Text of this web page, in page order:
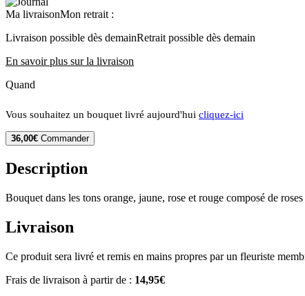
Ma livraisonMon retrait :
Livraison possible dès demainRetrait possible dès demain
En savoir plus sur la livraison
Quand
Vous souhaitez un bouquet livré aujourd'hui cliquez-ici
36,00€ Commander
Description
Bouquet dans les tons orange, jaune, rose et rouge composé de
Livraison
Ce produit sera livré et remis en mains propres par un fleuriste
Frais de livraison à partir de : 14,95€